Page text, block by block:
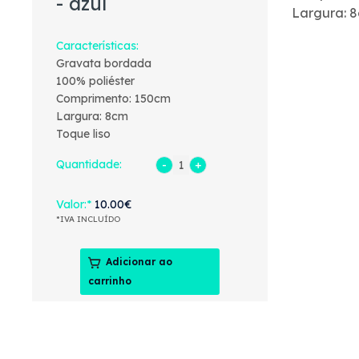
Características
Gravata bordada
100% poliéster
Comprimento: 150cm
Largura: 8cm
Toque liso
Quantidade:
Valor 10.00€
*IVA INCLUÍDO
Adicionar ao
carrinho
Largura: